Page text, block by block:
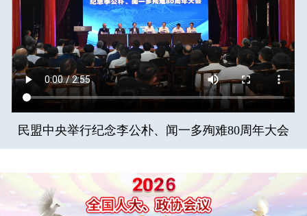
民盟中央举行纪念李公朴、闻一多殉难80周年大会